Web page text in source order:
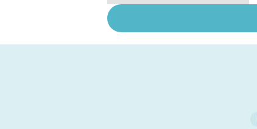
un caillot dans